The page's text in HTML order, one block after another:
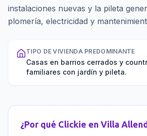
instalaciones nuevas y la pileta
plomería, electricidad y
TIPO DE VIVIENDA PREDOMINANTE
Casas en barrios cerrados y
familiares con jardín y pileta.
¿Por qué Clickie en Villa